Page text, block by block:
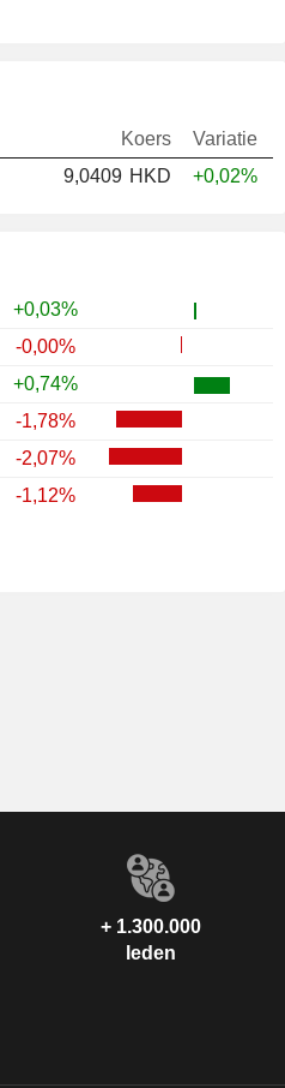
Koers
Variatie
9,0409 HKD +0,02%
+0,03%
-0,00%
+0,74%
-1,78%
-2,07%
-1,12%
+ 1.300.000
leden